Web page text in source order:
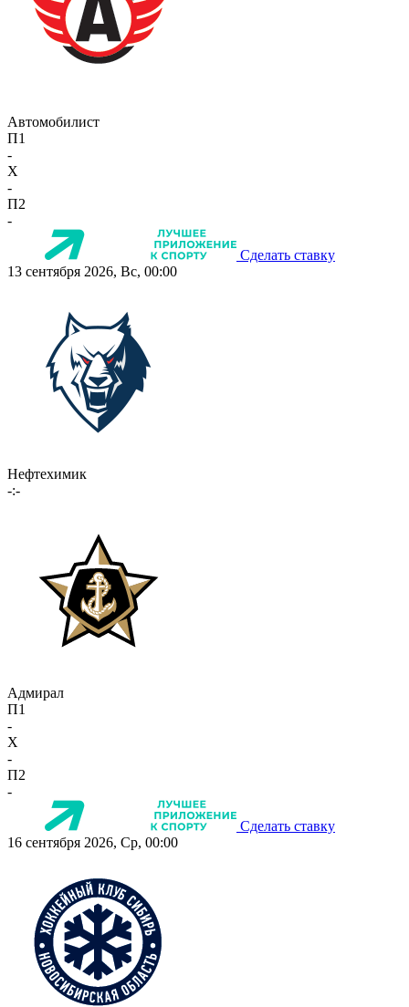
Автомобилист
П1
-
X
-
П2
-
Сделать ставку
13 сентября 2026, Вс, 00:00
Нефтехимик
-:-
Адмирал
П1
-
X
-
П2
-
Сделать ставку
16 сентября 2026, Ср, 00:00